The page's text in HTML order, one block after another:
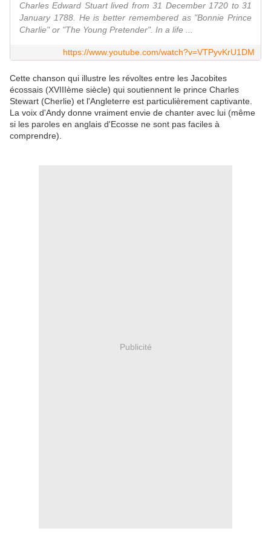
Charles Edward Stuart lived from 31 December 1720 to 31
January 1788. He is better remembered as "Bonnie Prince
Charlie" or "The Young Pretender". In a life ...
https://www.youtube.com/watch?v=VTPyvKrU1DM
Cette chanson qui illustre les révoltes entre les Jacobites
écossais (XVIIIème siècle) qui soutiennent le prince Charles
Stewart (Cherlie) et l'Angleterre est particulièrement captivante.
La voix d'Andy donne vraiment envie de chanter avec lui (même
si les paroles en anglais d'Ecosse ne sont pas faciles à
comprendre).
Publicité